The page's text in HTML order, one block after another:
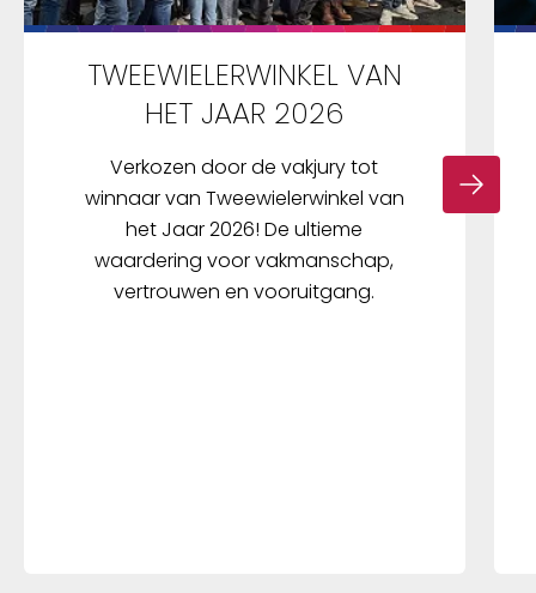
TWEEWIELERWINKEL VAN
HET JAAR 2026
Verkozen door de vakjury tot
winnaar van Tweewielerwinkel van
het Jaar 2026! De ultieme
waardering voor vakmanschap,
vertrouwen en vooruitgang.